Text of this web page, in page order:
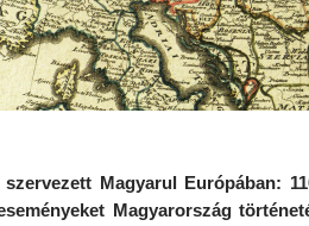
Magyarul Európában:
Magyarország